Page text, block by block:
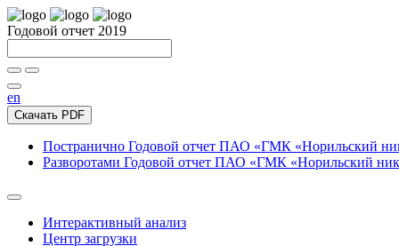
Годовой отчет 2019
en
Скачать PDF
Постранично Годовой отчет ПАО «ГМК «Норильский
Разворотами Годовой отчет ПАО «ГМК «Норильский
Интерактивный анализ
Центр загрузки